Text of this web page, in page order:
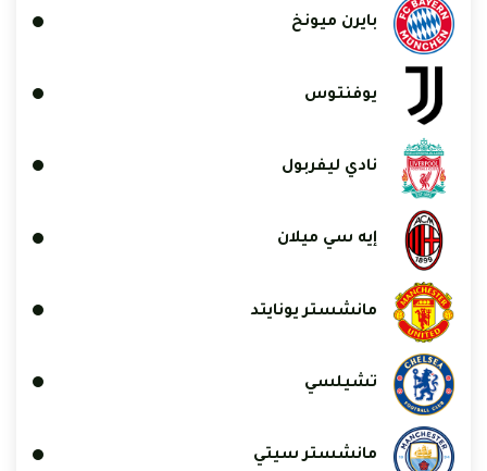
بايرن ميونخ
يوفنتوس
نادي ليفربول
إيه سي ميلان
مانشستر يونايتد
تشيلسي
مانشستر سيتي